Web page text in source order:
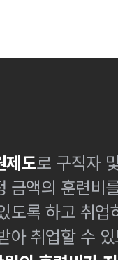
제도로 구직자
금액의 훈련비
도록 하고 취
아 취업할 수